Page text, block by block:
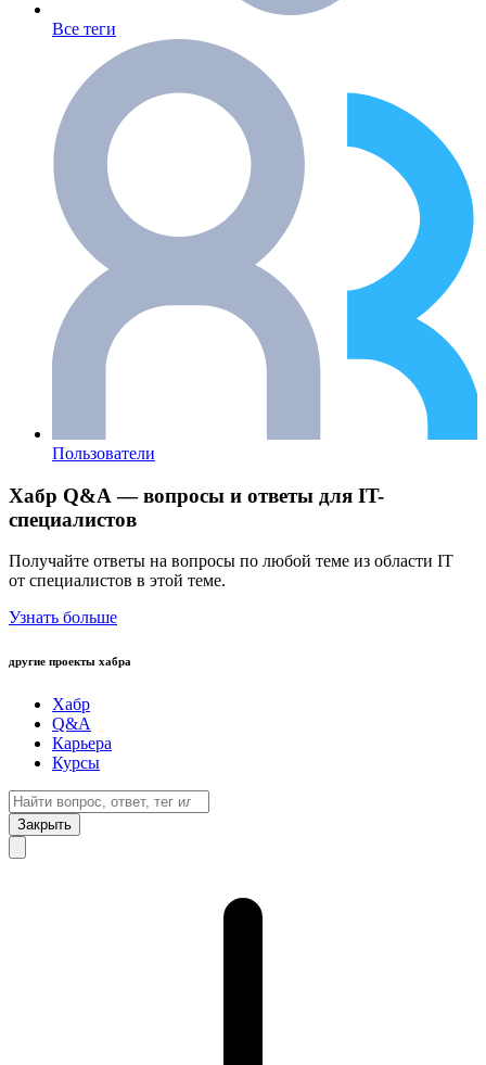
Все теги
Пользователи
Хабр Q&A — вопросы и ответы для IT-
специалистов
Получайте ответы на вопросы по любой теме из области IT
от специалистов в этой теме.
Узнать больше
другие проекты хабра
Хабр
Q&A
Карьера
Курсы
Закрыть